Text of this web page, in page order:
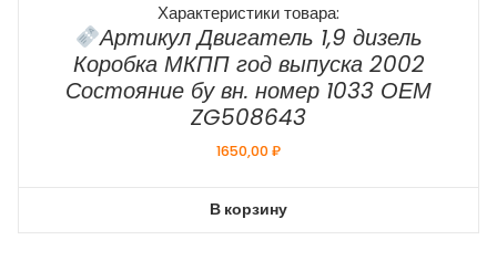
Характеристики товара:
Артикул Двигатель 1,9 дизель
Коробка МКПП год выпуска 2002
Состояние бу вн. номер 1033 ОЕМ
ZG508643
1650,00₽
В корзину